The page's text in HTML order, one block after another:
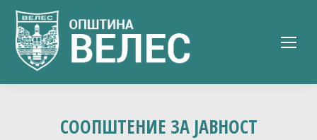
СООПШТЕНИЕ ЗА ЈАВНОСТ